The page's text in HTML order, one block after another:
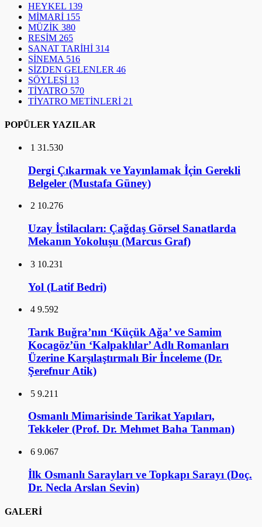
HEYKEL 139
MİMARİ 155
MÜZİK 380
RESİM 265
SANAT TARİHİ 314
SİNEMA 516
SİZDEN GELENLER 46
SÖYLEŞİ 13
TİYATRO 570
TİYATRO METİNLERİ 21
POPÜLER YAZILAR
1 31.530
Dergi Çıkarmak ve Yayınlamak İçin Gerekli
Belgeler (Mustafa Güney)
2 10.276
Uzay İstilacıları: Çağdaş Görsel Sanatlarda
Mekanın Yokoluşu (Marcus Graf)
3 10.231
Yol (Latif Bedri)
4 9.592
Tarık Buğra’nın ‘Küçük Ağa’ ve Samim
Kocagöz’ün ‘Kalpaklılar’ Adlı Romanları
Üzerine Karşılaştırmalı Bir İnceleme (Dr.
Şerefnur Atik)
5 9.211
Osmanlı Mimarisinde Tarikat Yapıları,
Tekkeler (Prof. Dr. Mehmet Baha Tanman)
6 9.067
İlk Osmanlı Sarayları ve Topkapı Sarayı (Doç.
Dr. Necla Arslan Sevin)
GALERİ